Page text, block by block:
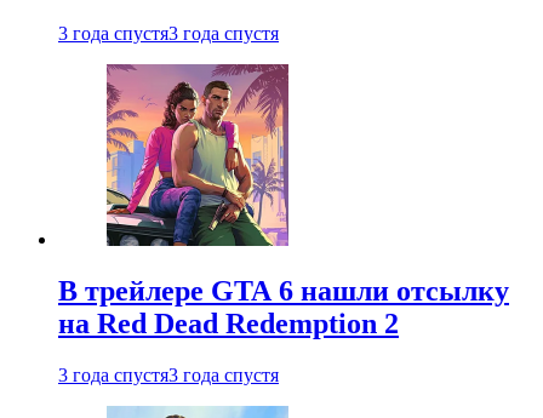
3 года спустя3 года спустя
В трейлере GTA 6 нашли отсылку
на Red Dead Redemption 2
3 года спустя3 года спустя